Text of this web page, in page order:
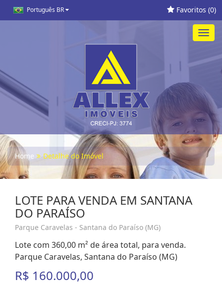
Português BR Favoritos (0)
Home Detalhe do Imóvel
LOTE PARA VENDA EM SANTANA
DO PARAÍSO
Parque Caravelas - Santana do Paraíso (MG)
Lote com 360,00 m² de área total, para venda.
Parque Caravelas, Santana do Paraíso (MG)
R$ 160.000,00